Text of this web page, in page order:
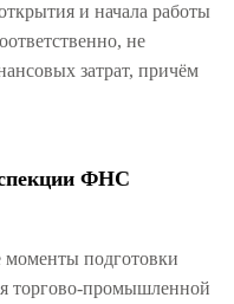
и начала работы
не
затрат, причём
ФНС
моменты подготовки
торгово-промышленной